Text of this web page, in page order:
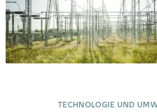
TECHNOLOGIE UND